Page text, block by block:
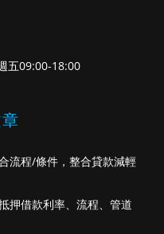
五09:00-18:00
流程/條件，整合貸款減輕
押借款利率、流程、管道